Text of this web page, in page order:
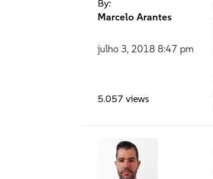
By:
Marcelo Arantes
julho 3, 2018 8:47 pm
5.057 views